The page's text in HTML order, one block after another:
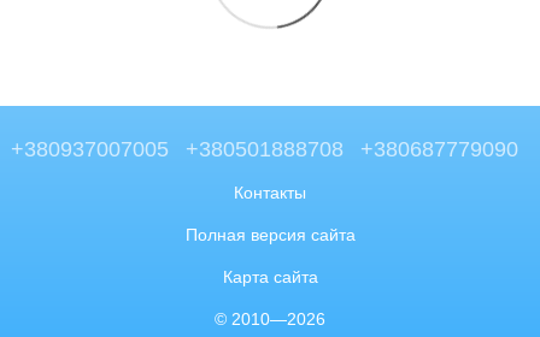
+380937007005 +380501888708 +380687779090
Контакты
Полная версия сайта
Карта сайта
© 2010—2026